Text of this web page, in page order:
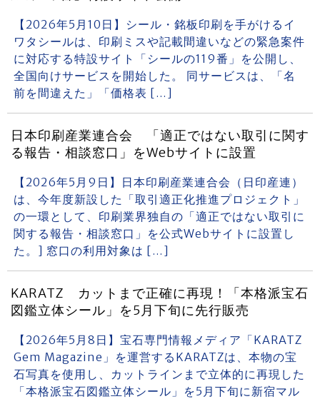
【2026年5月10日】シール・銘板印刷を手がけるイ
ワタシールは、印刷ミスや記載間違いなどの緊急案件
に対応する特設サイト「シールの119番」を公開し、
全国向けサービスを開始した。 同サービスは、「名
前を間違えた」「価格表 […]
日本印刷産業連合会 「適正ではない取引に関す
る報告・相談窓口」をWebサイトに設置
【2026年5月9日】日本印刷産業連合会（日印産連）
は、今年度新設した「取引適正化推進プロジェクト」
の一環として、印刷業界独自の「適正ではない取引に
関する報告・相談窓口」を公式Webサイトに設置し
た。] 窓口の利用対象は […]
KARATZ カットまで正確に再現！「本格派宝石
図鑑立体シール」を5月下旬に先行販売
【2026年5月8日】宝石専門情報メディア「KARATZ
Gem Magazine」を運営するKARATZは、本物の宝
石写真を使用し、カットラインまで立体的に再現した
「本格派宝石図鑑立体シール」を5月下旬に新宿マル